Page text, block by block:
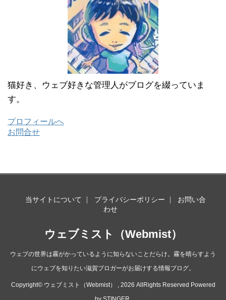
猫好き、ウェブ好きな管理人がブログを綴っていま
す。
プロフィールへ
お問合せ
当サイトについて プライバシーポリシー
お問い合
わせ
ウェブミスト（Webmist）
ウェブの世界は霧がかっているように知らないことだらけ。霧を晴らすよう
にウェブを知りたい滋賀ブロガーがお届けする情報ブログ。
Copyright© ウェブミスト（Webmist） , 2026 AllRights Reserved Powered